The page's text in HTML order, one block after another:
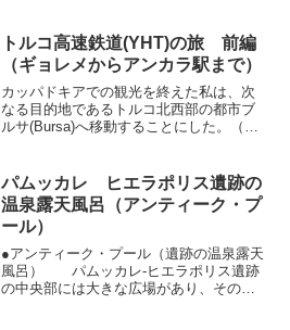
トルコ高速鉄道(YHT)の旅 前編
（ギョレメからアンカラ駅まで）
カッパドキアでの観光を終えた私は、次
なる目的地であるトルコ北西部の都市ブ
ルサ(Bursa)へ移動することにした。（カ
のブログではその内容の叙述を控えさせ
ていただく）旅行...
パムッカレ ヒエラポリス遺跡の
温泉露天風呂（アンティーク・プ
ール）
●アンティーク・プール（遺跡の温泉露天
風呂） パムッカレ-ヒエラポリス遺跡
の中央部には大きな広場があり、その周